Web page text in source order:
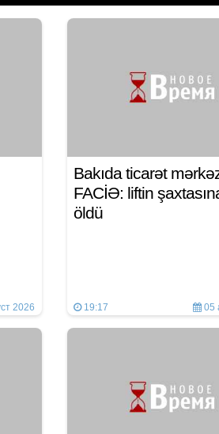
2026
Bakıda ticarət
FACİƏ: liftin
öldü
19:17 05